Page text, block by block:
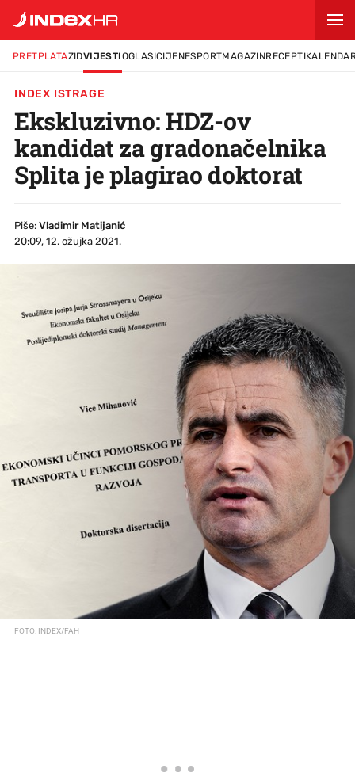
PRETPLATAZIDVIJESTIOGLASICIJENESPORTMAGAZINRECEPTI
INDEX ISTRAGE
Ekskluzivno: HDZ-ov
kandidat za gradonačelnika
Splita je plagirao doktorat
Piše: Vladimir Matijanić
20:09, 12. ožujka 2021.
FOTO: INDEX/FAH